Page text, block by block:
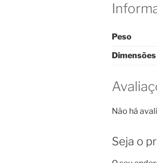
Peso
Dimensões
Não há
Seja o